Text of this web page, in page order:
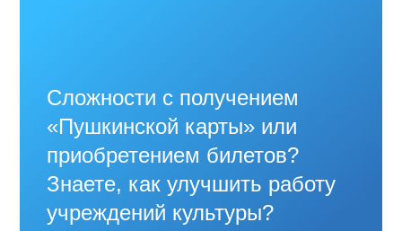
Сложности с получением
«Пушкинской карты» или
приобретением билетов?
Знаете, как улучшить работу
учреждений культуры?